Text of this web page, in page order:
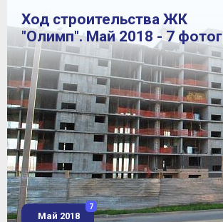
Ход строительства ЖК
"Олимп". Май 2018 - 7
Май 2018
7